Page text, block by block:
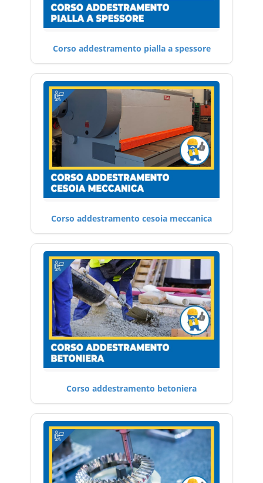
Corso addestramento pialla a spessore
Corso addestramento cesoia meccanica
Corso addestramento betoniera